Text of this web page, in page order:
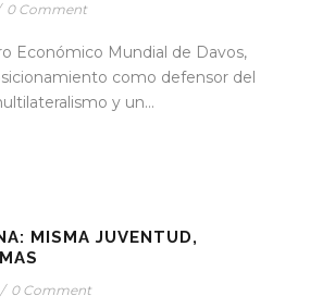
0 Comment
Económico Mundial de Davos,
como defensor del
y un...
MISMA JUVENTUD,
/ 0 Comment